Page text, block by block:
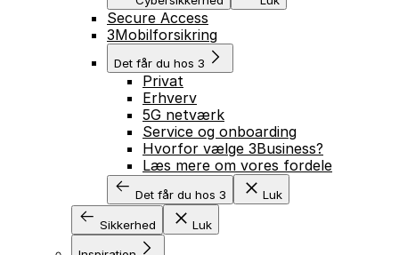
Secure Access
3Mobilforsikring
Det får du hos 3
Privat
Erhverv
5G netværk
Service og onboarding
Hvorfor vælge 3Business?
Læs mere om vores fordele
Det får du hos 3 Luk
Sikkerhed Luk